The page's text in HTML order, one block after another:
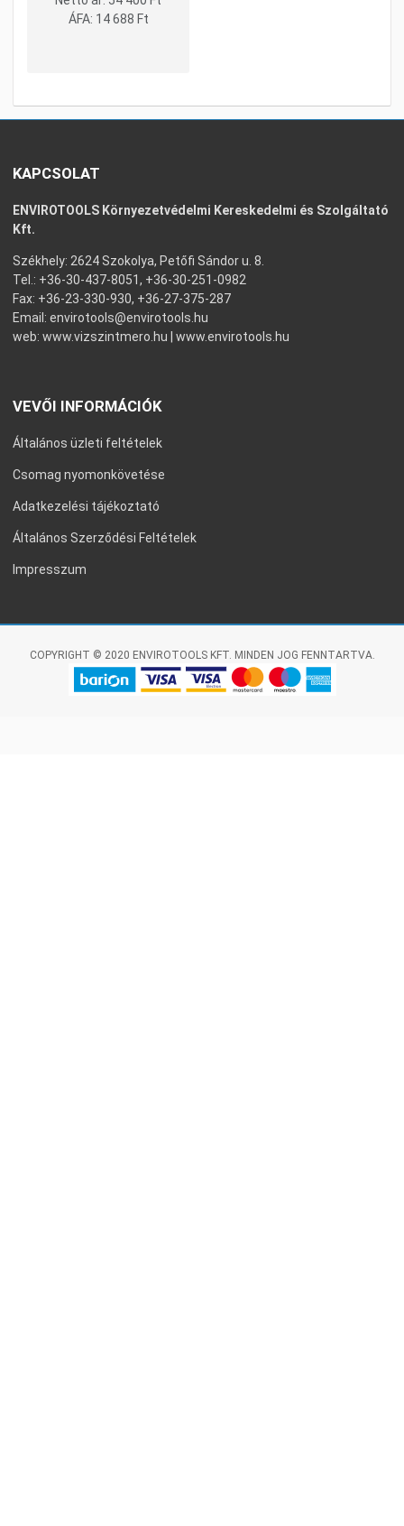
ÁFA: 14 688 Ft
KAPCSOLAT
ENVIROTOOLS Környezetvédelmi Kereskedelmi és Szolgáltató
Kft.
Székhely: 2624 Szokolya, Petőfi Sándor u. 8.
Tel.: +36-30-437-8051, +36-30-251-0982
Fax: +36-23-330-930, +36-27-375-287
Email: envirotools@envirotools.hu
web: www.vizszintmero.hu www.envirotools.hu
VEVŐI INFORMÁCIÓK
Általános üzleti feltételek
Csomag nyomonkövetése
Adatkezelési tájékoztató
Általános Szerződési Feltételek
Impresszum
COPYRIGHT © 2020 ENVIROTOOLS KFT. MINDEN JOG FENNTARTVA.